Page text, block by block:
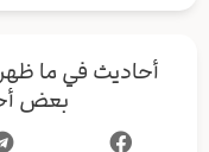
أحاديث في ما
بعض